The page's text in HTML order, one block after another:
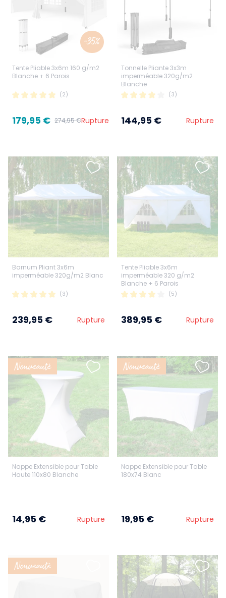
-35%
Tente Pliable 3x6m 160 g/m2
Blanche + 6 Parois
(2)
179,95 € 274,95 €Rupture
Tonnelle Pliante 3x3m
imperméable 320g/m2
Blanche
(3)
144,95 € Rupture
Barnum Pliant 3x6m
imperméable 320g/m2 Blanc
(3)
239,95 € Rupture
Tente Pliable 3x6m
imperméable 320 g/m2
Blanche + 6 Parois
(5)
389,95 € Rupture
Nappe Extensible pour Table
Haute 110x80 Blanche
14,95 € Rupture
Nouveauté
Nappe Extensible pour Table
180x74 Blanc
19,95 € Rupture
Nouveauté
Nouveauté